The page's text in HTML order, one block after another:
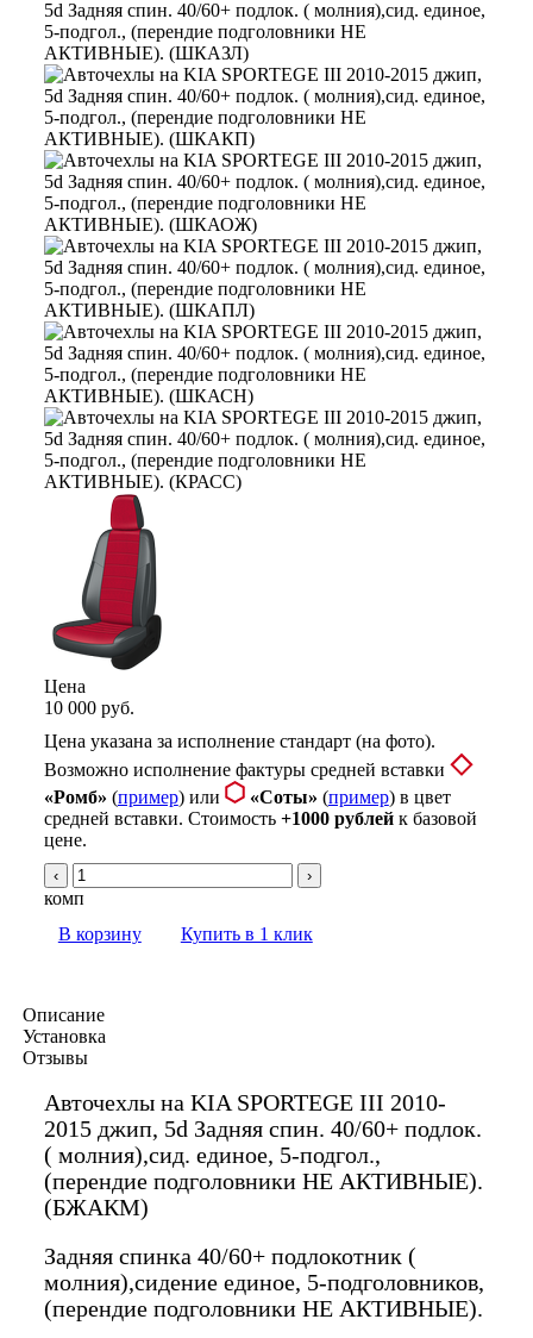
Цена
10 000 руб.
Цена указана за исполнение стандарт (на фото).
Возможно исполнение фактуры средней вставки
«Ромб» (пример) или «Соты» (пример) в цвет
средней вставки. Стоимость +1000 рублейк базовой
цене.
‹ ›
комп
В корзину
Купить в 1 клик
Описание
Установка
Отзывы
Авточехлы на KIA SPORTEGE III 2010-
2015 джип, 5d Задняя спин. 40/60+ подлок.
( молния),сид. единое, 5-подгол.,
(перендие подголовники НЕ АКТИВНЫЕ).
(БЖАКМ)
Задняя спинка 40/60+ подлокотник (
молния),сидение единое, 5-подголовников,
(перендие подголовники НЕ АКТИВНЫЕ).